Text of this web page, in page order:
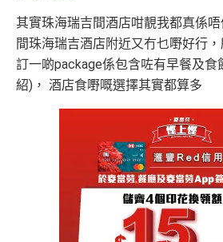
其實珠海瑞吉間酒店咁靚我都真係
間珠海瑞吉酒店附近又冇乜嘢好行
訂一啲package係包含咗有早餐及
紹)， 酒店食嘢嘅選擇其實都算多